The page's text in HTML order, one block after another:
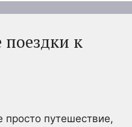
к
просто путешествие,